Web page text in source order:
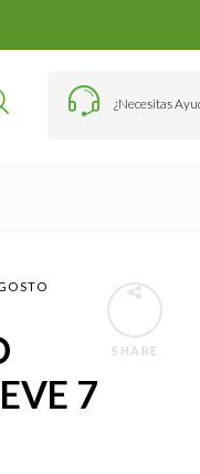
¿Necesitas
SHARE
7